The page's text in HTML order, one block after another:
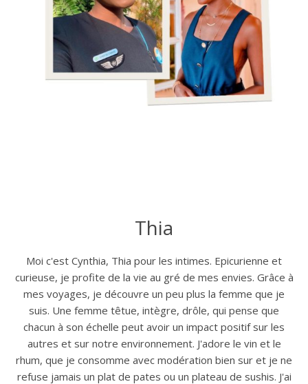
Thia
Moi c'est Cynthia, Thia pour les intimes. Epicurienne et
curieuse, je profite de la vie au gré de mes envies. Grâce à
mes voyages, je découvre un peu plus la femme que je
suis. Une femme têtue, intègre, drôle, qui pense que
chacun à son échelle peut avoir un impact positif sur les
autres et sur notre environnement. J'adore le vin et le
rhum, que je consomme avec modération bien sur et je ne
refuse jamais un plat de pates ou un plateau de sushis. J'ai